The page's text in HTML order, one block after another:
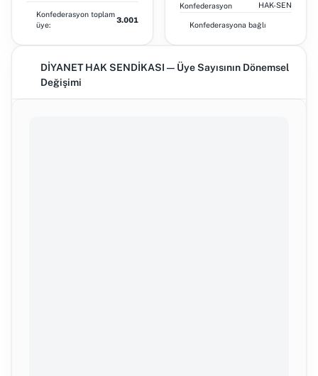
Konfederasyon toplam
üye:
3.001
Konfederasyon
HAK-SEN
Konfederasyona bağlı
DİYANET HAK SENDİKASI — Üye Sayısının Dönemsel
Değişimi